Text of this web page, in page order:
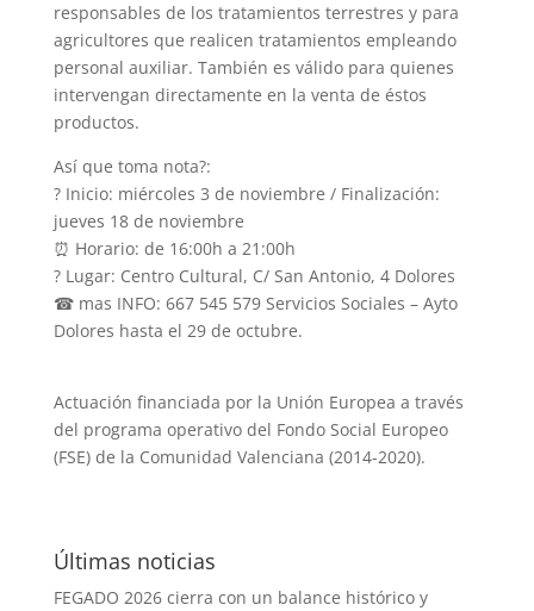
responsables de los tratamientos terrestres y para
agricultores que realicen tratamientos empleando
personal auxiliar. También es válido para quienes
intervengan directamente en la venta de éstos
productos.
Así que toma nota?:
?Inicio: miércoles 3 de noviembre / Finalización:
jueves 18 de noviembre
⏰ Horario: de 16:00h a 21:00h
?Lugar: Centro Cultural, C/ San Antonio, 4 Dolores
☎mas INFO: 667 545 579 Servicios Sociales – Ayto
Dolores hasta el 29 de octubre.
Actuación financiada por la Unión Europea a través
del programa operativo del Fondo Social Europeo
(FSE) de la Comunidad Valenciana (2014-2020).
Últimas noticias
FEGADO 2026 cierra con un balance histórico y